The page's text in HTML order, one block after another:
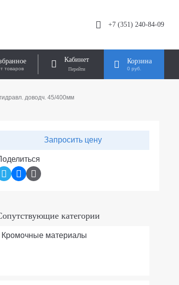
+7 (351) 240-84-09
товаров
Кабинет Корзина
0 руб.
доводч. 45/400мм
Запросить цену
категории
Кромочные материалы